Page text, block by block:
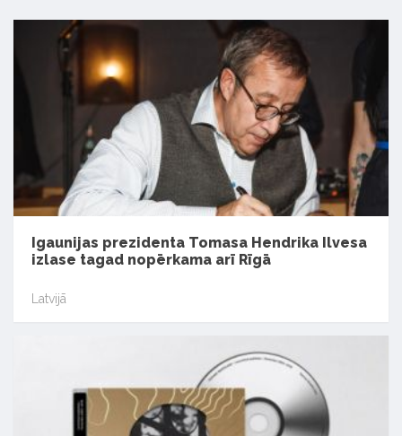
Igaunijas prezidenta Tomasa Hendrika Ilvesa
izlase tagad nopērkama arī Rīgā
Latvijā